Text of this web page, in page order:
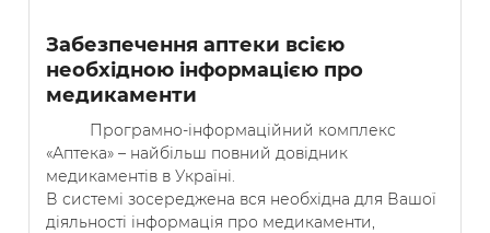
Забезпечення аптеки всією
необхідною інформацією про
медикаменти
Програмно-інформаційний комплекс
«Аптека» – найбільш повний довідник
медикаментів в Україні.
В системі зосереджена вся необхідна для Вашої
діяльності інформація про медикаменти,